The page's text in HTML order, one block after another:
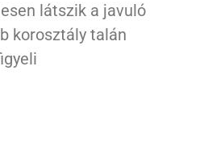
látszik a javuló
korosztály talán